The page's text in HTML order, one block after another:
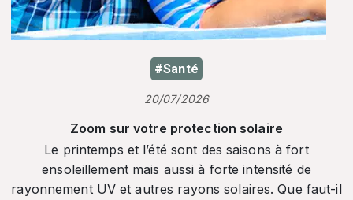
#Santé
20/07/2026
Zoom sur votre protection solaire
Le printemps et l’été sont des saisons à fort
ensoleillement mais aussi à forte intensité de
rayonnement UV et autres rayons solaires. Que faut-il